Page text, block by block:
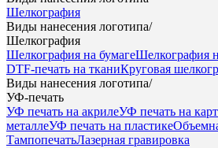
Шелкография
Виды нанесения логотипа/
Шелкография
Шелкография на бумагеШелкография
DTF-печать на тканиКруговая
Виды нанесения логотипа/
УФ-печать
УФ печать на акрилеУФ печать на
металлеУФ печать на пластике
ТампопечатьЛазерная гравировка